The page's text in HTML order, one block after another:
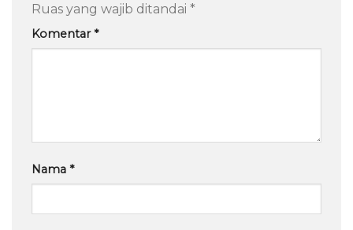
Ruas yang wajib ditandai *
Komentar*
Nama *